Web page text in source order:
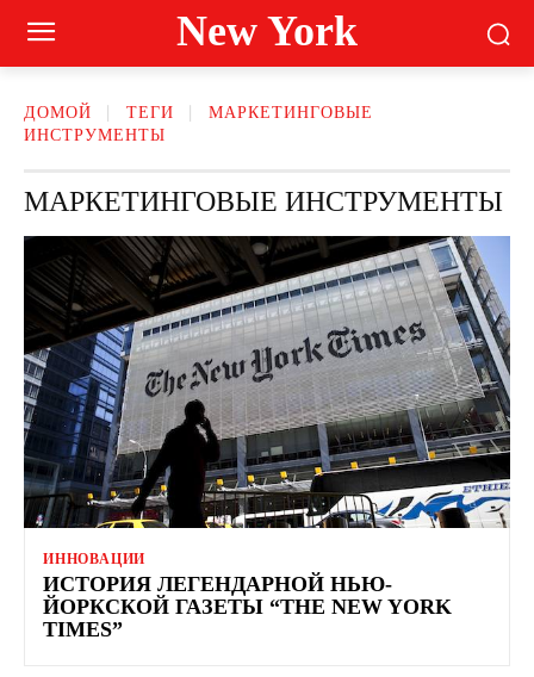
New York
ДОМОЙ ТЕГИ
МАРКЕТИНГОВЫЕ
ИНСТРУМЕНТЫ
МАРКЕТИНГОВЫЕ ИНСТРУМЕНТЫ
ИННОВАЦИИ
ИСТОРИЯ ЛЕГЕНДАРНОЙ НЬЮ-
ЙОРКСКОЙ ГАЗЕТЫ “THE NEW YORK
TIMES”